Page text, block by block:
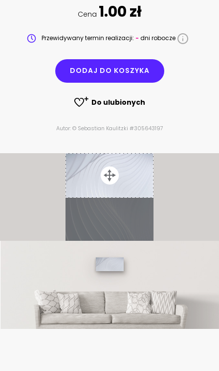
Cena 1.00 zł
Przewidywany termin realizacji: - dni robocze
DODAJ DO KOSZYKA
Do ulubionych
Autor: © Sebastian Kaulitzki #305643197